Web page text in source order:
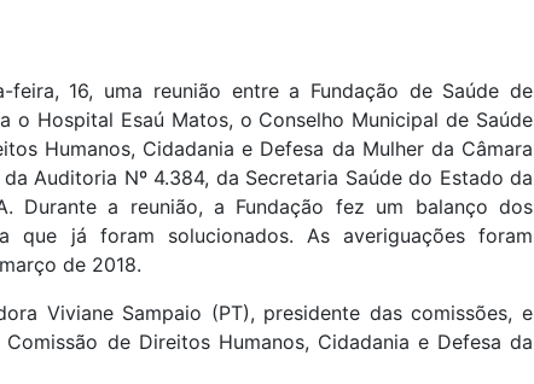
feira, 16, uma reunião entre a Fundação de Saúde de
o Hospital Esaú Matos, o Conselho Municipal de Saúde
Humanos, Cidadania e Defesa da Mulher da Câmara
Auditoria Nº 4.384, da Secretaria Saúde do Estado da
Durante a reunião, a Fundação fez um balanço dos
que já foram solucionados. As averiguações foram
de 2018.
Viviane Sampaio (PT), presidente das comissões, e
de Direitos Humanos, Cidadania e Defesa da